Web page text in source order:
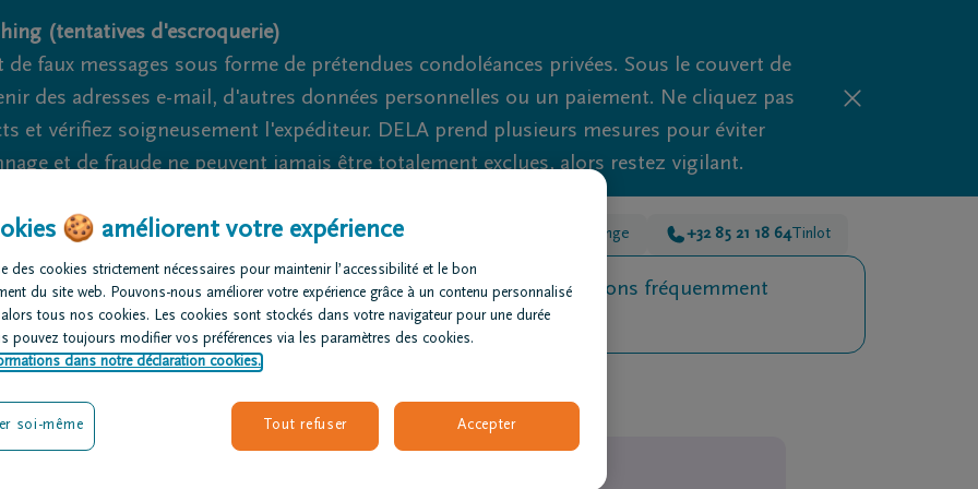
(tentatives d'escroquerie)
faux messages sous forme de prétendues condoléances privées. Sous le couvert de
des adresses e-mail, d'autres données personnelles ou un paiement. Ne cliquez pas
et vérifiez soigneusement l'expéditeur. DELA prend plusieurs mesures pour éviter
et de fraude ne peuvent jamais être totalement exclues, alors restez vigilant.
là pour vous 24h/24 +32 85 21 34 52Wanze Tihange +32 85 21 18 64Tinlot
des
Avis de
décès
Nos centres
funéraires
Questions fréquemment
posées
🍪 améliorent votre expérience
des cookies strictement nécessaires pour maintenir l’accessibilité et le bon
du site web. Pouvons-nous améliorer votre expérience grâce à un contenu personnalisé
alors tous nos cookies. Les cookies sont stockés dans votre navigateur pour une durée
pouvez toujours modifier vos préférences via les paramètres des cookies.
dans notre déclaration cookies.
Tout refuser Accepter
soi-même